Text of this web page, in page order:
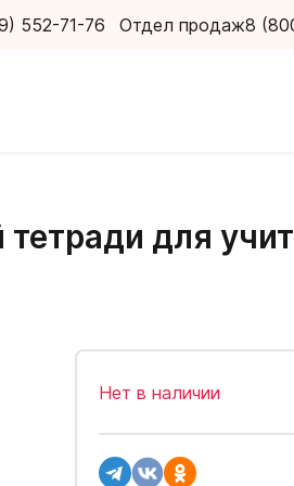
552-71-76 Отдел продаж8
для
Нет в наличии